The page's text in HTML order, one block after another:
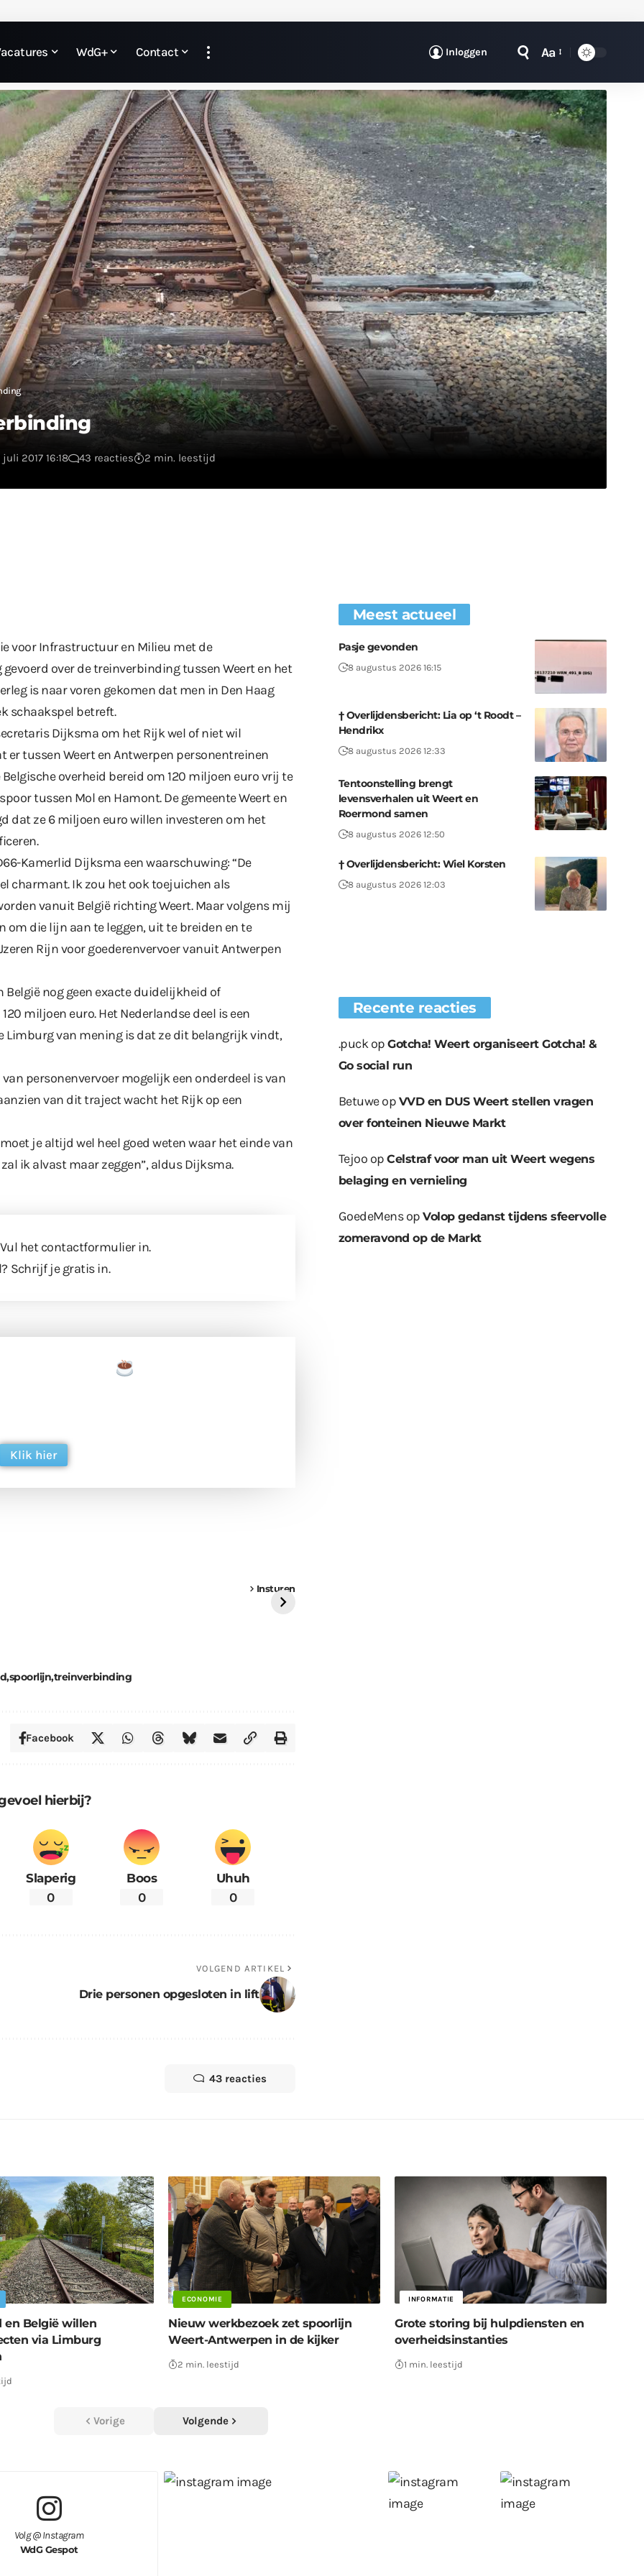
WdG+ Contact Inloggen Aa
2017 16:18 43 reacties 2 min. leestijd
voor Infrastructuur en Milieu met de
over de treinverbinding tussen Weert en het
is naar voren gekomen dat men in Den Haag
schaakspel betreft.
Dijksma om het Rijk wel of niet wil
tussen Weert en Antwerpen personentreinen
overheid bereid om 120 miljoen euro vrij te
tussen Mol en Hamont. De gemeente Weert en
dat ze 6 miljoen euro willen investeren om het
Kamerlid Dijksma een waarschuwing: “De
charmant. Ik zou het ook toejuichen als
vanuit België richting Weert. Maar volgens mij
om die lijn aan te leggen, uit te breiden en te
Rijn voor goederenvervoer vanuit Antwerpen
nog geen exacte duidelijkheid of
miljoen euro. Het Nederlandse deel is een
Limburg van mening is dat ze dit belangrijk vindt,
personenvervoer mogelijk een onderdeel is van
van dit traject wacht het Rijk op een
je altijd wel heel goed weten waar het einde van
ik alvast maar zeggen”, aldus Dijksma.
het contactformulierin.
Schrijf je gratis in.
Klik hier
Insturen
spoorlijntreinverbinding
Facebook
hierbij?
Slaperig
0
Boos
0
Uhuh
0
VOLGEND ARTIKEL
Drie personen opgesloten in lift
43 reacties
Meest actueel
Pasje gevonden
8 augustus 2026 16:15
† Overlijdensbericht: Lia op ‘t Roodt –
Hendrikx
8 augustus 2026 12:33
Tentoonstelling brengt
levensverhalen uit Weert en
Roermond samen
8 augustus 2026 12:50
† Overlijdensbericht: Wiel Korsten
8 augustus 2026 12:03
Recente reacties
.puckopGotcha! Weert organiseert Gotcha! &
Go social run
Betuweop VVD en DUS Weert stellen vragen
over fonteinen Nieuwe Markt
Tejoo opCelstraf voor man uit Weert wegens
belaging en vernieling
GoedeMensopVolop gedanst tijdens sfeervolle
zomeravond op de Markt
en België willen
via Limburg
ECONOMIE
Nieuw werkbezoek zet spoorlijn
Weert-Antwerpen in de kijker
2 min. leestijd
INFORMATIE
Grote storing bij hulpdiensten en
overheidsinstanties
1 min. leestijd
Vorige Volgende
Volg @ Instagram
WdG Gespot